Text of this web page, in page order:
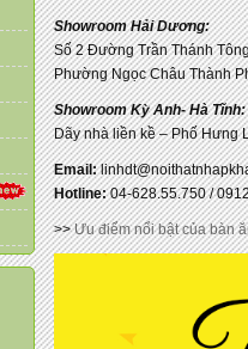
Showroom Hải Dương:
Số 2 Đường Trần Thánh
Phường Ngọc Châu Thành
Showroom Kỳ Anh- Hà Tĩnh:
Dãy nhà liền kề – Phố Hưng
Email:
Hotline:04-628.55.750 /
>>Ưu điểm nổi bật của bàn